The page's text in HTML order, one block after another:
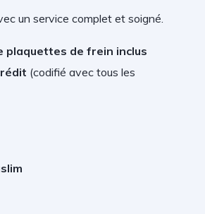
un service complet et soigné.
plaquettes de frein inclus
(codifié avec tous les